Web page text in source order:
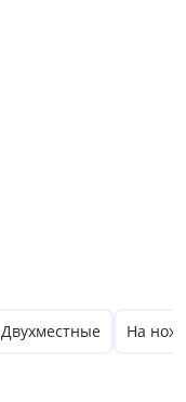
Двухместные На